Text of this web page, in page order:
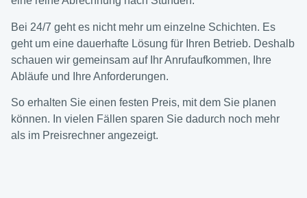
Bei 24/7 geht es nicht mehr um einzelne Schichten. Es
geht um eine dauerhafte Lösung für Ihren Betrieb. Deshalb
schauen wir gemeinsam auf Ihr Anrufaufkommen, Ihre
Abläufe und Ihre Anforderungen.
So erhalten Sie einen festen Preis, mit dem Sie planen
können. In vielen Fällen sparen Sie dadurch noch mehr
als im Preisrechner angezeigt.